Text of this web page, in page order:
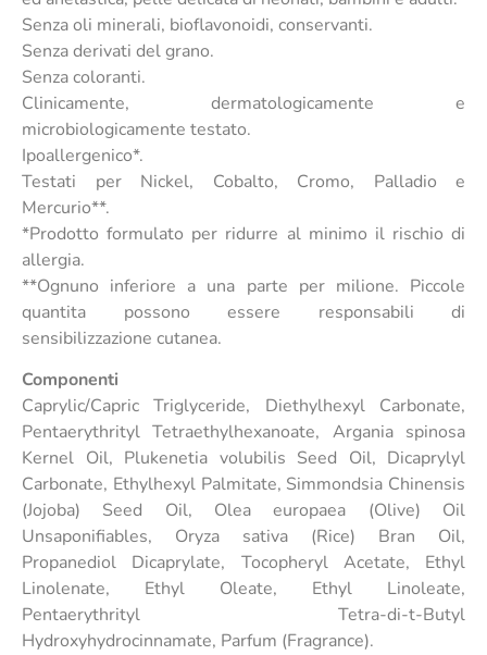
Senza oli minerali, bioflavonoidi, conservanti.
Senza derivati del grano.
Senza coloranti.
Clinicamente, dermatologicamente e
microbiologicamente testato.
Ipoallergenico*.
Testati per Nickel, Cobalto, Cromo, Palladio e
Mercurio**.
*Prodotto formulato per ridurre al minimo il rischio di
allergia.
**Ognuno inferiore a una parte per milione. Piccole
quantita possono essere responsabili di
sensibilizzazione cutanea.
Componenti
Caprylic/Capric Triglyceride, Diethylhexyl Carbonate,
Pentaerythrityl Tetraethylhexanoate, Argania spinosa
Kernel Oil, Plukenetia volubilis Seed Oil, Dicaprylyl
Carbonate, Ethylhexyl Palmitate, Simmondsia Chinensis
(Jojoba) Seed Oil, Olea europaea (Olive) Oil
Unsaponifiables, Oryza sativa (Rice) Bran Oil,
Propanediol Dicaprylate, Tocopheryl Acetate, Ethyl
Linolenate, Ethyl Oleate, Ethyl Linoleate,
Pentaerythrityl Tetra-di-t-Butyl
Hydroxyhydrocinnamate, Parfum (Fragrance).